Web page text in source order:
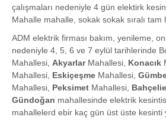
çalışmaları nedeniyle 4 gün elektirk
Mahalle mahalle, sokak sokak sıralı tam
ADM elektrik firması bakım, yenileme,
nedeniyle 4, 5, 6 ve 7 eylül tarihlerinde
Mahallesi, AkyarlarMahallesi, Konacık
Mahallesi, Eskiçeşme Mahallesi,
Mahallesi, Peksimet Mahallesi,
Gündoğan mahallesinde elektrik
mahallelerd ebir kaç gün üst üste kesinti